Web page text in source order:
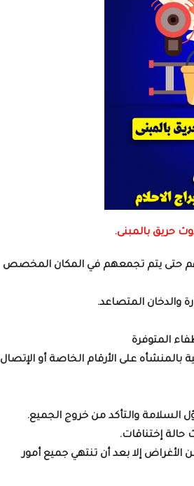
حريق بالمبنى.
لهم حتى يتم تجمعهم في المكان المخصص
والدخان المتصاعد.
المتوفرة
بالمنشأه على الأرقام الخاصة أو الإتصال
السلامة والتأكد من خروج الجميع.
حالة إختناقات.
الأغراض إلا بعد أن تنتهي جميع أمور